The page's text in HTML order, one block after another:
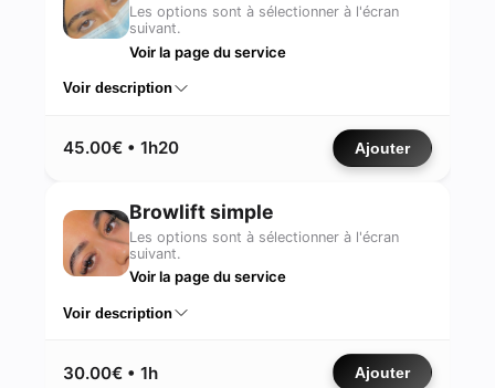
Les options sont à sélectionner à l'écran
suivant.
Voir la page du service
Voir description
45.00€ • 1h20 Ajouter
Browlift simple
Les options sont à sélectionner à l'écran
suivant.
Voir la page du service
Voir description
30.00€ • 1h Ajouter